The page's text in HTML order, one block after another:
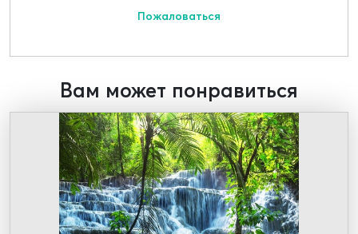
Пожаловаться
Вам может понравиться